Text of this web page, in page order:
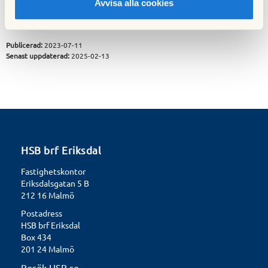
Avvisa alla cookies
Publicerad: 2023-07-11
Senast uppdaterad: 2025-02-13
HSB brf Eriksdal
Fastighetskontor
Eriksdalsgatan 5 B
212 16 Malmö
Postadress
HSB brf Eriksdal
Box 434
201 24 Malmö